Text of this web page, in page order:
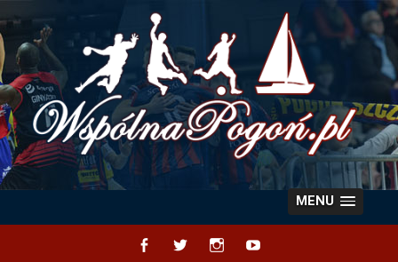
content
MENU